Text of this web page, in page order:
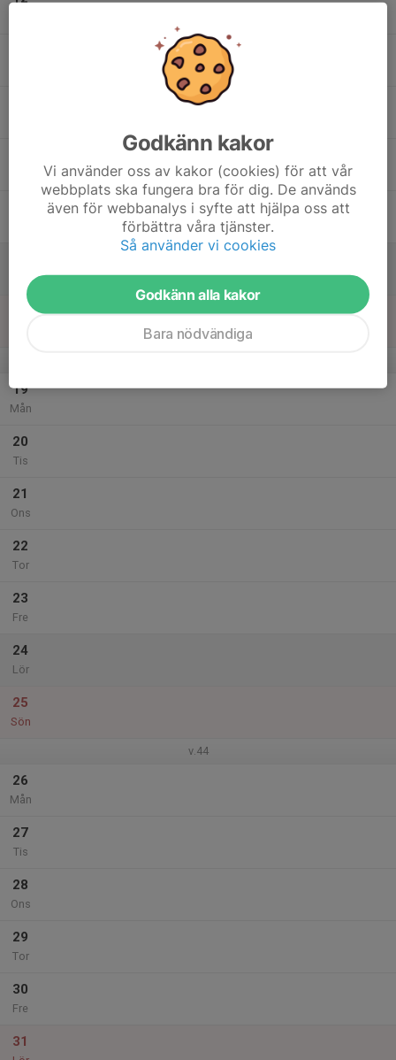
19
Mån
20
Tis
21
Ons
22
Tor
23
Fre
24
Lör
25
Sön
v.44
26
Mån
27
Tis
28
Ons
29
Tor
30
Fre
31
Godkänn kakor
Vi använder oss av kakor (cookies) för att vår
webbplats ska fungera bra för dig. De används
även för webbanalys i syfte att hjälpa oss att
förbättra våra tjänster.
Så använder vi cookies
Godkänn alla kakor
Bara nödvändiga